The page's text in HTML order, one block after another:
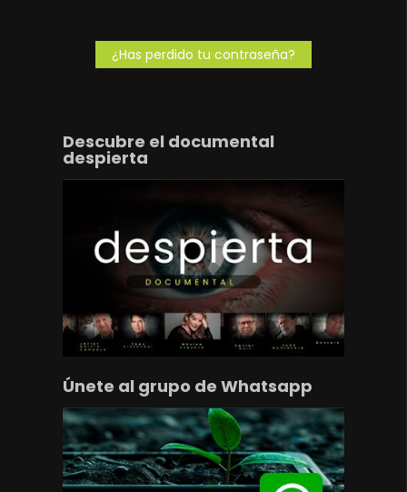
¿Has perdido tu contraseña?
Descubre el documental
despierta
Únete al grupo de Whatsapp